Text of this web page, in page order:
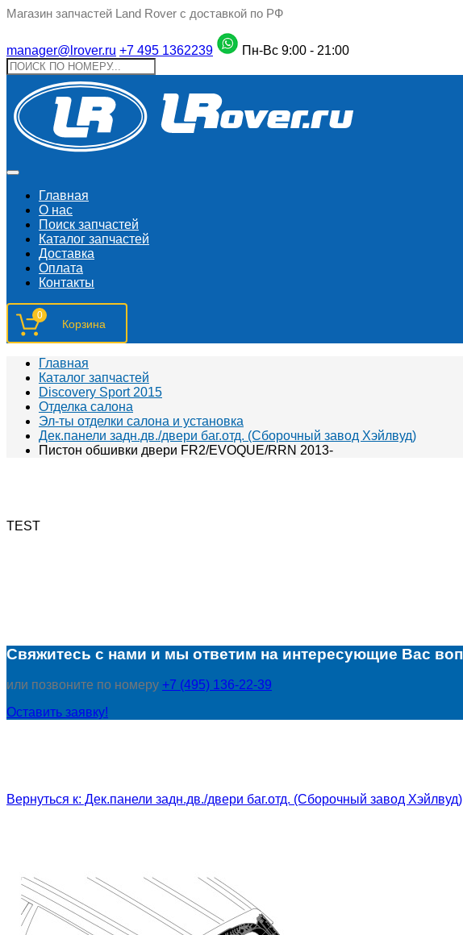
Магазин запчастей Land Rover с доставкой по РФ
manager@lrover.ru +7 495 1362239 Пн-Вс 9:00 - 21:00
Главная
О нас
Поиск запчастeй
Каталог запчастей
Доставка
Оплата
Контакты
0
Главная
Каталог запчастей
Discovery Sport 2015
Отделка салона
Эл-ты отделки салона и установка
Дек.панели задн.дв./двери баг.отд. (Сборочный завод Хэйлвуд)
Пистон обшивки двери FR2/EVOQUE/RRN 2013-
TEST
Свяжитесь с нами и мы ответим на интересующие Вас
или позвоните по номеру +7 (495) 136-22-39
Оставить заявку!
Вернуться к: Дек.панели задн.дв./двери баг.отд. (Сборочный завод Хэйлвуд)